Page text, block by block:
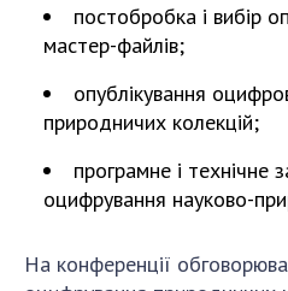
постобробка і вибір
мастер-файлів;
опублікування
природничих колекцій;
програмне і технічне
оцифрування науково-
На конференції